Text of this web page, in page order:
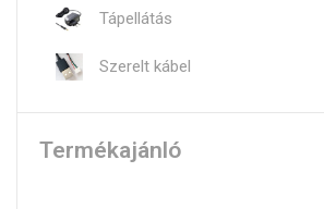
Tápellátás
Szerelt kábel
Termékajánló